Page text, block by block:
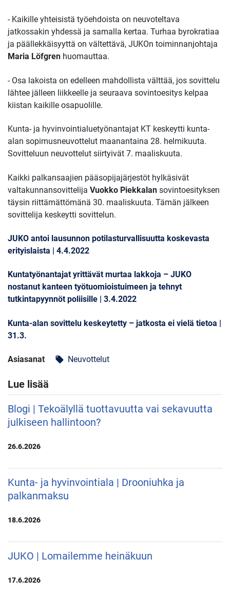
- Kaikille yhteisistä työehdoista on neuvoteltava
jatkossakin yhdessä ja samalla kertaa. Turhaa byrokratiaa
ja päällekkäisyyttä on vältettävä, JUKOn toiminnanjohtaja
Maria Löfgren huomauttaa.
- Osa lakoista on edelleen mahdollista välttää, jos sovittelu
lähtee jälleen liikkeelle ja seuraava sovintoesitys kelpaa
kiistan kaikille osapuolille.
Kunta- ja hyvinvointialuetyönantajat KT keskeytti kunta-
alan sopimusneuvottelut maanantaina 28. helmikuuta.
Sovitteluun neuvottelut siirtyivät 7. maaliskuuta.
Kaikki palkansaajien pääsopijajärjestöt hylkäsivät
valtakunnansovittelija Vuokko Piekkalan sovintoesityksen
täysin riittämättömänä 30. maaliskuuta. Tämän jälkeen
sovittelija keskeytti sovittelun.
JUKO antoi lausunnon potilasturvallisuutta koskevasta
erityislaista | 4.4.2022
Kuntatyönantajat yrittävät murtaa lakkoja – JUKO
nostanut kanteen työtuomioistuimeen ja tehnyt
tutkintapyynnöt poliisille | 3.4.2022
Kunta-alan sovittelu keskeytetty – jatkosta ei vielä tietoa |
31.3.
Asiasanat local_offer Neuvottelut
Lue lisää
Blogi | Tekoälyllä tuottavuutta vai sekavuutta
julkiseen hallintoon?
26.6.2026
Kunta- ja hyvinvointiala | Drooniuhka ja
palkanmaksu
18.6.2026
JUKO | Lomailemme heinäkuun
17.6.2026